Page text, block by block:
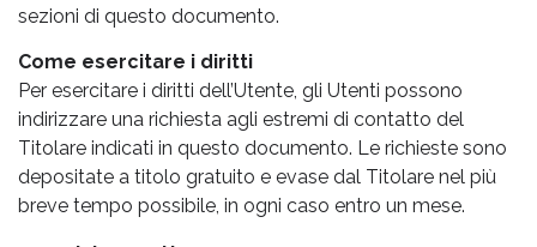
sezioni di questo documento.
Come esercitare i diritti
Per esercitare i diritti dell’Utente, gli Utenti possono
indirizzare una richiesta agli estremi di contatto del
Titolare indicati in questo documento. Le richieste sono
depositate a titolo gratuito e evase dal Titolare nel più
breve tempo possibile, in ogni caso entro un mese.